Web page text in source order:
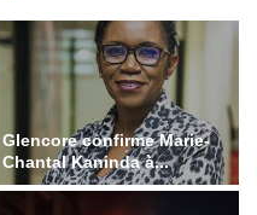
Glencore confirme Marie-
Chantal Kaninda à...